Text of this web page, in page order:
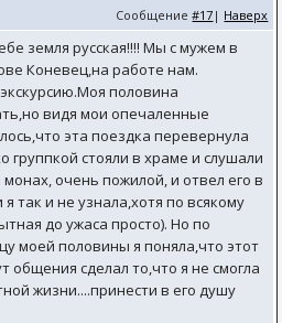
Сообщение#17 | Наверх
земля русская!!!! Мы с мужем в
Коневец,на работе нам.
половина
видя мои опечаленные
эта поездка перевернула
группкой стояли в храме и слушали
очень пожилой, и отвел его в
так и не узнала,хотя по всякому
до ужаса просто). Но по
моей половины я поняла,что этот
общения сделал то,что я не смогла
жизни....принести в его душу